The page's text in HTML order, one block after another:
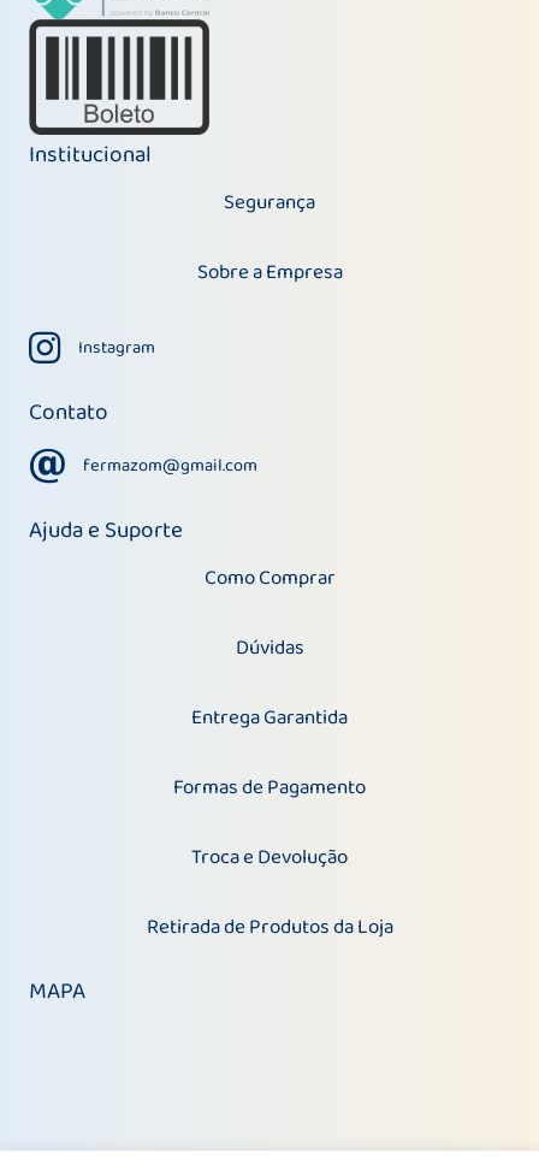
Institucional
Segurança
Sobre a Empresa
InstagramInstagram
Contato
fermazom@gmail.com
fermazom@gmail.com
Ajuda e Suporte
Como Comprar
Dúvidas
Entrega Garantida
Formas de Pagamento
Troca e Devolução
Retirada de Produtos da Loja
MAPA